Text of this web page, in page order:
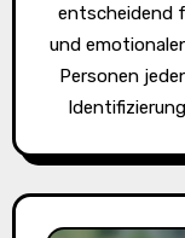
entscheidend
und
Personen